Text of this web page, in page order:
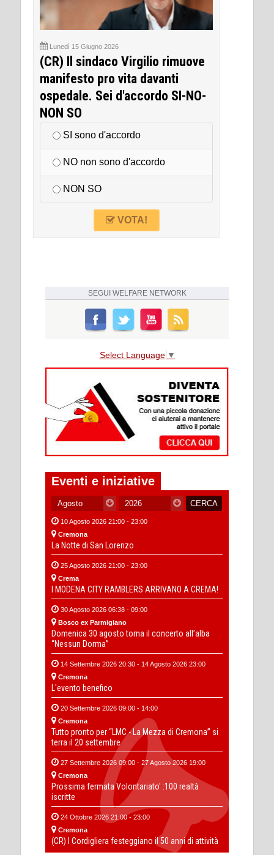
Lunedì 15 Giugno 2026
(CR) Il sindaco Virgilio rimuove
manifesto pro vita davanti
ospedale. Sei d'accordo SI-NO-
NON SO
SI sono d'accordo
NO non sono d'accordo
NON SO
VOTA!
SEGUI WELFARE NETWORK
Select Language ▼
Eventi e iniziative
10 Agosto 2026 21:00 - 23:00
Cremona
La Notte di San Lorenzo
25 Agosto 2026 21:00 - 23:00
Crema
I MODENA CITY RAMBLERS ARRIVANO A CREMA!
30 Agosto 2026 06:38 - 09:00
Bosco ex Parmigiano
Domenica 30 agosto torna il concerto all’alba
“Nessun Dorma”
14 Settembre 2026 20:30 - 14 Agosto 2026 23:00
Cremona
L'evento benefico
20 Settembre 2026 09:00 - 14:00
Cremona
Tutto pronto per “LMC - La Mezza di Cremona” si
terra il 20 settembre
27 Settembre 2026 09:00 - 27 Agosto 2026 19:00
Cremona
Prossima fermata Volontariato' :100 realtà
iscritte
24 Ottobre 2026 21:00 - 23:00
Cremona
(CR) I Cordigliera festeggiano il 50 anni di attività